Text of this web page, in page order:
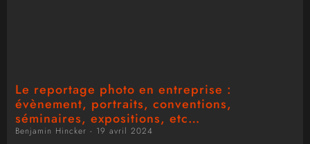
Le reportage photo en entreprise :
évènement, portraits, conventions,
séminaires, expositions, etc…
Benjamin Hincker 19 avril 2024